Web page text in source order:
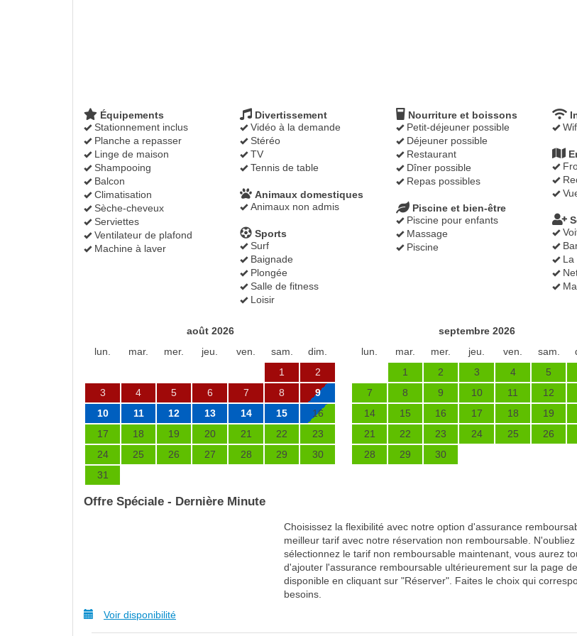
Équipements
Stationnement inclus
Planche a repasser
Linge de maison
Shampooing
Balcon
Climatisation
Sèche-cheveux
Serviettes
Ventilateur de plafond
Machine à laver
Divertissement
Vidéo à la demande
Stéréo
TV
Tennis de table
Nourriture et boissons
Petit-déjeuner possible
Déjeuner possible
Restaurant
Dîner possible
Repas possibles
Animaux domestiques
Animaux non admis
Piscine et bien-être
Piscine pour enfants
Massage
Piscine
La
Sports
Surf
Baignade
Plongée
Salle de fitness
Loisir
août 2026
lun.
mar. mer. jeu. ven. sam.
dim.
1
2
3
4 5 6 7 8
9
10
11 12 13 14 15
16
17
18 19 20 21 22
23
24
25 26 27 28 29
30
31
septembre 2026
lun.
mar. mer. jeu. ven. sam.
1
2 3 4 5
7
8 9 10 11 12
14
15 16 17 18 19
21
22 23 24 25 26
28
29 30
Offre Spéciale - Dernière Minute
Choisissez la flexibilité avec notre option d'assurance
meilleur tarif avec notre réservation non remboursable.
sélectionnez le tarif non remboursable maintenant, vous aurez
d'ajouter l'assurance remboursable ultérieurement sur la page
disponible en cliquant sur "Réserver". Faites le choix qui
besoins.
Voir disponibilité